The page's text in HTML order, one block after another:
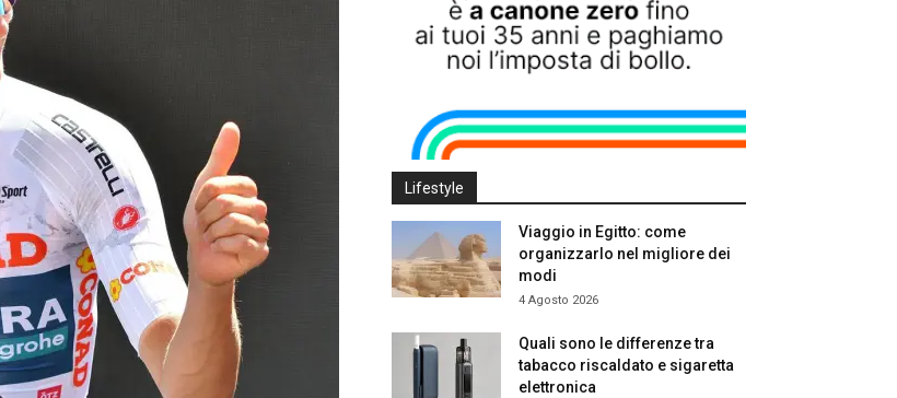
Lifestyle
Viaggio in Egitto: come
organizzarlo nel migliore dei
modi
4 Agosto 2026
Quali sono le differenze tra
tabacco riscaldato e sigaretta
elettronica